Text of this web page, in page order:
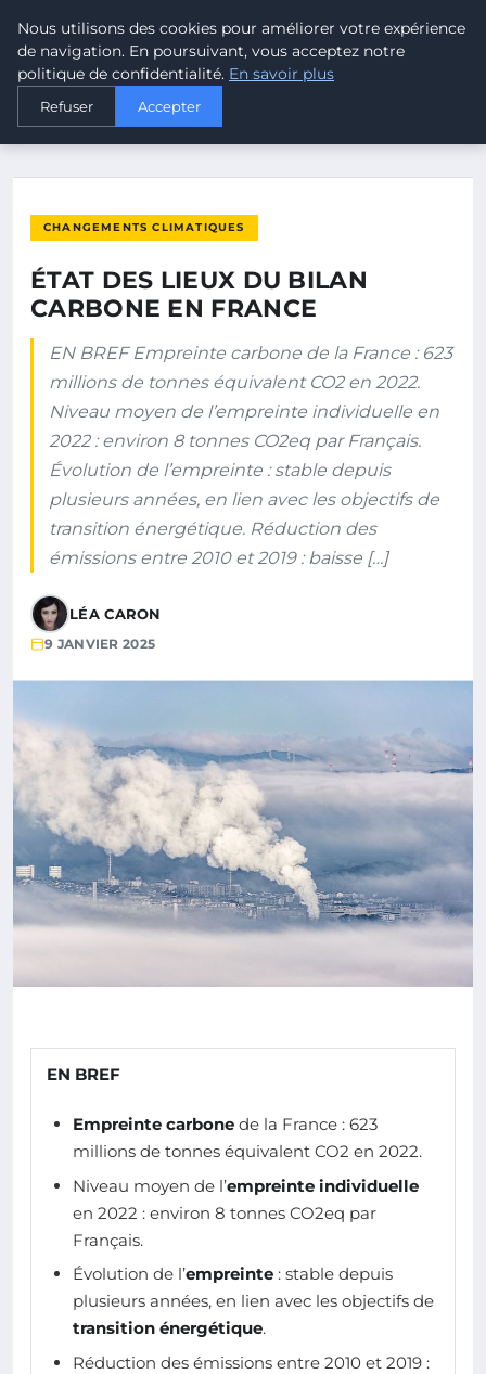
MALTA CLIMATE
ACCUEIL
ÉTAT DES LIEUX DU BILAN CARBONE EN FRANCE
CHANGEMENTS CLIMATIQUES
ÉTAT DES LIEUX DU BILAN
CARBONE EN FRANCE
EN BREF Empreinte carbone de la France : 623
millions de tonnes équivalent CO2 en 2022.
Niveau moyen de l’empreinte individuelle en
2022 : environ 8 tonnes CO2eq par Français.
Évolution de l’empreinte : stable depuis
plusieurs années, en lien avec les objectifs de
transition énergétique. Réduction des
émissions entre 2010 et 2019 : baisse […]
LÉA CARON
9 JANVIER 2025
EN BREF
Empreinte carbone de la France : 623
millions de tonnes équivalent CO2 en 2022.
Niveau moyen de l’empreinte individuelle
en 2022 : environ 8 tonnes CO2eq par
Français.
Évolution de l’empreinte : stable depuis
plusieurs années, en lien avec les objectifs de
transition énergétique.
Réduction des émissions entre 2010 et 2019 :
Nous utilisons des cookies pour améliorer votre expérience
de navigation. En poursuivant, vous acceptez notre
politique de confidentialité. En savoir plus
Refuser Accepter